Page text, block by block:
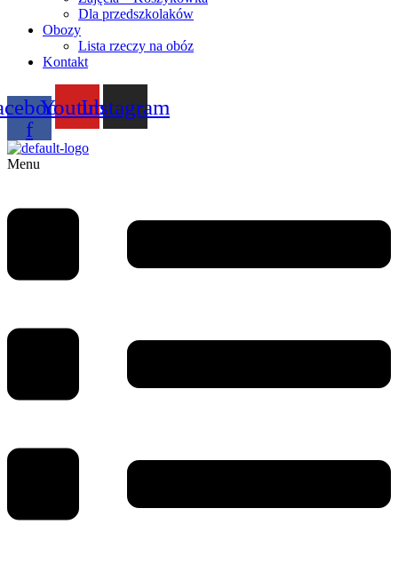
Dla przedszkolaków
Obozy
Lista rzeczy na obóz
Kontakt
f
YoutubeInstagram
Menu